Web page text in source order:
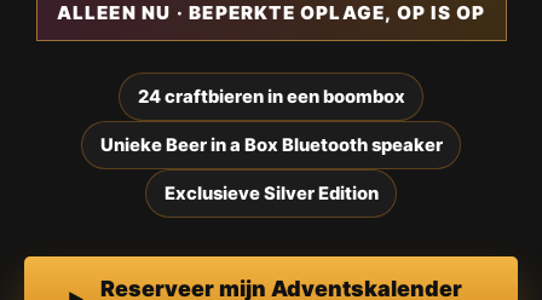
ALLEEN NU · BEPERKTE OPLAGE, OP IS OP
24 craftbieren in een boombox
Unieke Beer in a Box Bluetooth speaker
Exclusieve Silver Edition
Reserveer mijn Adventskalender